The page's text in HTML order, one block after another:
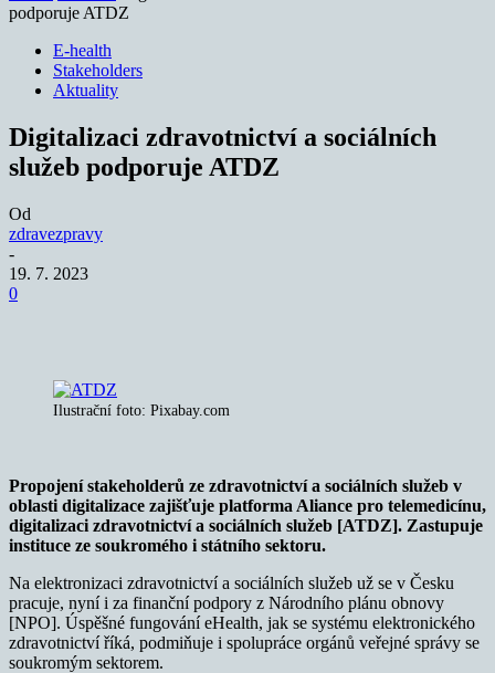
podporuje ATDZ
E-health
Stakeholders
Aktuality
Digitalizaci zdravotnictví a sociálních
služeb podporuje ATDZ
Od
zdravezpravy
-
19. 7. 2023
0
Ilustrační foto: Pixabay.com
Propojení stakeholderů ze zdravotnictví a sociálních služeb v
oblasti digitalizace zajišťuje platforma Aliance pro telemedicínu,
digitalizaci zdravotnictví a sociálních služeb [ATDZ]. Zastupuje
instituce ze soukromého i státního sektoru.
Na elektronizaci zdravotnictví a sociálních služeb už se v Česku
pracuje, nyní i za finanční podpory z Národního plánu obnovy
[NPO]. Úspěšné fungování eHealth, jak se systému elektronického
zdravotnictví říká, podmiňuje i spolupráce orgánů veřejné správy se
soukromým sektorem.